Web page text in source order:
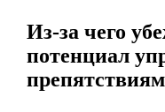
Из-за чего
потенциал